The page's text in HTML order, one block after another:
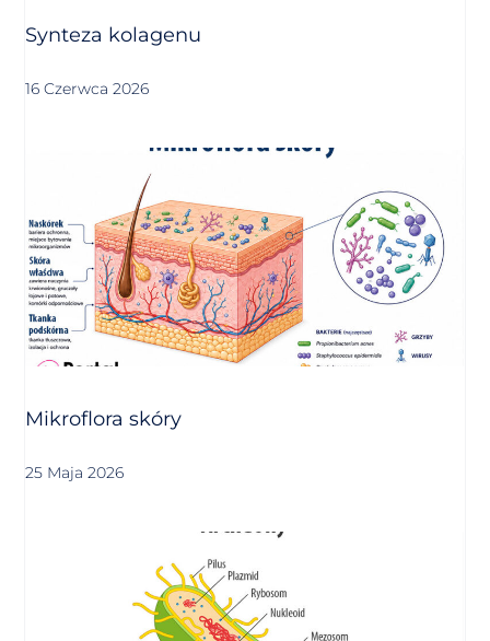
Synteza kolagenu
16 Czerwca 2026
Mikroflora skóry
25 Maja 2026